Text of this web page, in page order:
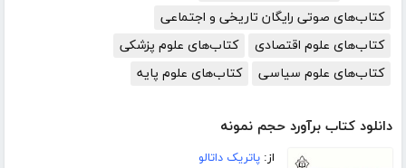
کتاب‌های صوتی رایگان تاریخی و اجتماعی
کتاب‌های علوم اقتصادی
کتاب‌های علوم پزشکی
کتاب‌های علوم سیاسی
کتاب‌های علوم پایه
دانلود کتاب برآورد حجم نمونه
از:پاتریک داتالو